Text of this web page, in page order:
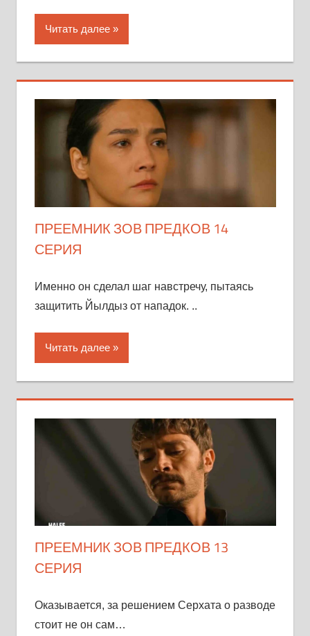
Читать далее
ПРЕЕМНИК ЗОВ ПРЕДКОВ 14
СЕРИЯ
Именно он сделал шаг навстречу, пытаясь
защитить Йылдыз от нападок. ..
Читать далее
ПРЕЕМНИК ЗОВ ПРЕДКОВ 13
СЕРИЯ
Оказывается, за решением Серхата о разводе
стоит не он сам…